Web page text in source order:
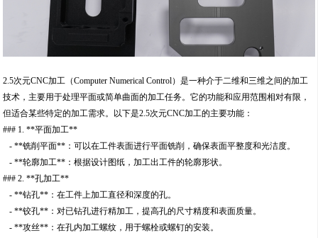
2.5次元CNC加工（Computer Numerical Control）是一种介于二维和三维之间的加工
技术，主要用于处理平面或简单曲面的加工任务。它的功能和应用范围相对有限，
但适合某些特定的加工需求。以下是2.5次元CNC加工的主要功能：
### 1. **平面加工**
- **铣削平面**：可以在工件表面进行平面铣削，确保表面平整度和光洁度。
- **轮廓加工**：根据设计图纸，加工出工件的轮廓形状。
### 2. **孔加工**
- **钻孔**：在工件上加工直径和深度的孔。
- **铰孔**：对已钻孔进行精加工，提高孔的尺寸精度和表面质量。
- **攻丝**：在孔内加工螺纹，用于螺栓或螺钉的安装。